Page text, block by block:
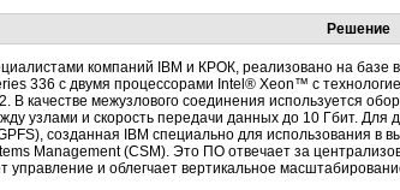
Решение
компаний IBM и КРОК, реализовано на базе
336 с двумя процессорами Intel® Xeon™ с
В качестве межузлового соединения используется
узлами и скорость передачи данных до 10 Гбит. Для
созданная IBM специально для использования в
Management (CSM). Это ПО отвечает за
управление и облегчает вертикальное